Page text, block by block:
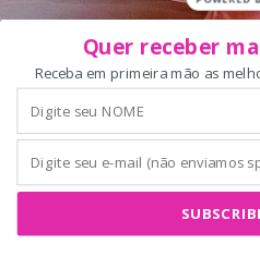
Quanto mais colorido
será a decoração
Quer receber
Receba em primeira mão as